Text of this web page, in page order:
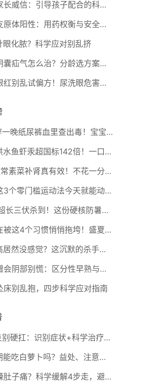
建立家长威信：引导孩子配合的科学育儿法
宝宝支原体阳性：用药权衡与安全应对指南
眼化脓？科学应对别乱挤
小儿阴囊疝气怎么治？分龄选方案更科学
宝宝眼红别乱试偏方！尿洗眼危害极大
记者穿一晚纸尿裤血里查出毒！宝宝血液浓度竟是成人的5倍？
广西洪水鱼虾汞超国标142倍！一口送命真不是吓唬你
4道家常素菜补肾真有效！不花一分钱还比生蚝更温和
试试这3个零门槛运动法今天就能动起来
40天超长三伏杀到！这份硬核防暑攻略让你稳过整个夏天
你正在被这4个习惯悄悄拖垮！盛夏健康警报已拉响
血脂高居然没感觉？这沉默的杀手正悄悄盯上你！
儿童蹭会阴部别慌：区分性早熟与擦腿综合征
床别乱抱，四步科学应对指南
鼻窦炎别硬扛：识别症状+科学治疗+避坑指南
哺乳期能吃白萝卜吗？益处、注意事项一次说清
吃太辣肚子痛？科学缓解4步走，避免“辣出胃炎”